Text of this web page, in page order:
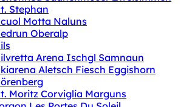
Stephan
Motta Naluns
Oberalp
Arena Ischgl Samnaun
Aletsch Fiesch Eggishorn
Moritz Corviglia Marguns